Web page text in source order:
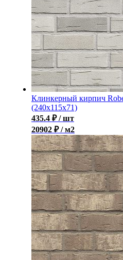
Клинкерный кирпич
(240х115х71)
435.4 ₽ / шт
20902 ₽ / м2